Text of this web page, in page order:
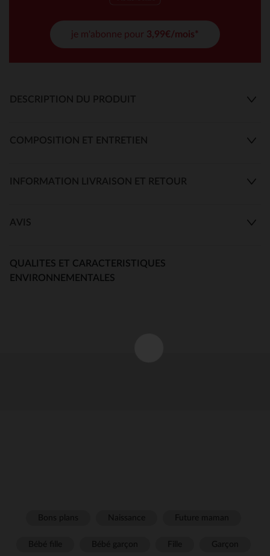
je m'abonne pour 3,99€/mois*
DESCRIPTION DU PRODUIT
COMPOSITION ET ENTRETIEN
INFORMATION LIVRAISON ET RETOUR
AVIS
QUALITES ET CARACTERISTIQUES
ENVIRONNEMENTALES